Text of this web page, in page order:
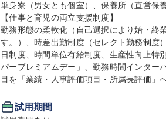
単身寮（男女とも個室）、保養所（直営保
【仕事と育児の両立支援制度】
勤務形態の柔軟化（自己選択により始・終
す。）、時差出勤制度（セレクト勤務制度
日制度、時間単位有給制度、生産性向上特
パープレミアムデー」、勤務時間インター
目を「業績・人事評価項目・所属長評価」
試用期間